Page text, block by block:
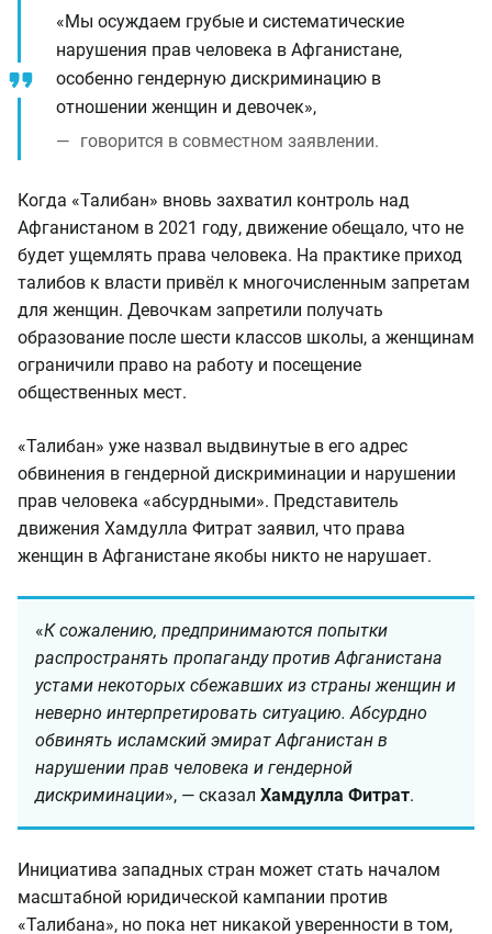
«Мы осуждаем грубые и систематические
нарушения прав человека в Афганистане,
особенно гендерную дискриминацию в
отношении женщин и девочек»,
говорится в совместном заявлении.
Когда «Талибан» вновь захватил контроль над
Афганистаном в 2021 году, движение обещало, что не
будет ущемлять права человека. На практике приход
талибов к власти привёл к многочисленным запретам
для женщин. Девочкам запретили получать
образование после шести классов школы, а женщинам
ограничили право на работу и посещение
общественных мест.
«Талибан» уже назвал выдвинутые в его адрес
обвинения в гендерной дискриминации и нарушении
прав человека «абсурдными». Представитель
движения Хамдулла Фитрат заявил, что права
женщин в Афганистане якобы никто не нарушает.
«К сожалению, предпринимаются попытки
распространять пропаганду против Афганистана
устами некоторых сбежавших из страны женщин и
неверно интерпретировать ситуацию. Абсурдно
обвинять исламский эмират Афганистан в
нарушении прав человека и гендерной
дискриминации», — сказал Хамдулла Фитрат.
Инициатива западных стран может стать началом
масштабной юридической кампании против
«Талибана», но пока нет никакой уверенности в том,